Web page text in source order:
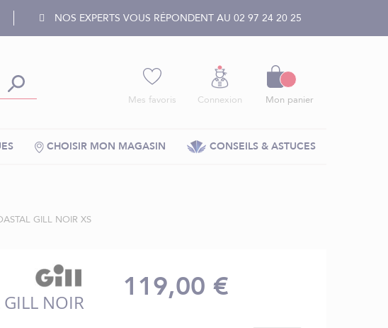
NOS EXPERTS VOUS RÉPONDENT AU 02 97 24 20 25
Mes favoris Connexion Mon panier
CONSEILS & ASTUCES
CHOISIR MON MAGASIN
GILL NOIR XS
NOIR
119,00 €